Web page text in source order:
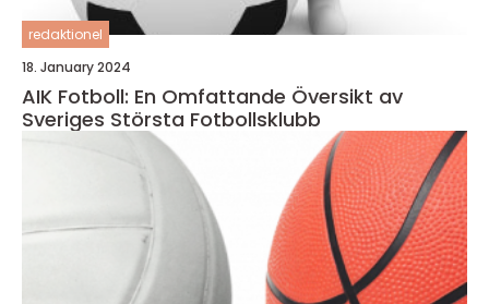
redaktionel
18. January 2024
AIK Fotboll: En Omfattande Översikt av
Sveriges Största Fotbollsklubb